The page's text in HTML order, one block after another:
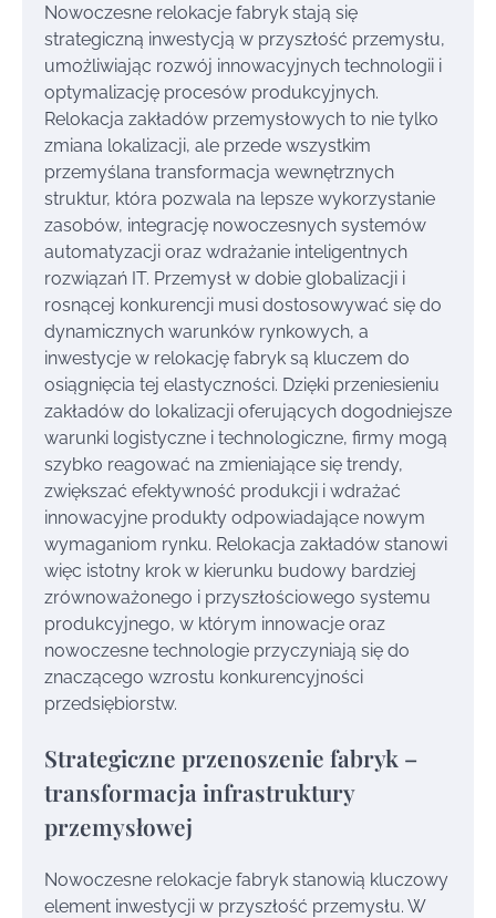
Nowoczesne relokacje fabryk stają się
strategiczną inwestycją w przyszłość przemysłu,
umożliwiając rozwój innowacyjnych technologii i
optymalizację procesów produkcyjnych.
Relokacja zakładów przemysłowych to nie tylko
zmiana lokalizacji, ale przede wszystkim
przemyślana transformacja wewnętrznych
struktur, która pozwala na lepsze wykorzystanie
zasobów, integrację nowoczesnych systemów
automatyzacji oraz wdrażanie inteligentnych
rozwiązań IT. Przemysł w dobie globalizacji i
rosnącej konkurencji musi dostosowywać się do
dynamicznych warunków rynkowych, a
inwestycje w relokację fabryk są kluczem do
osiągnięcia tej elastyczności. Dzięki przeniesieniu
zakładów do lokalizacji oferujących dogodniejsze
warunki logistyczne i technologiczne, firmy mogą
szybko reagować na zmieniające się trendy,
zwiększać efektywność produkcji i wdrażać
innowacyjne produkty odpowiadające nowym
wymaganiom rynku. Relokacja zakładów stanowi
więc istotny krok w kierunku budowy bardziej
zrównoważonego i przyszłościowego systemu
produkcyjnego, w którym innowacje oraz
nowoczesne technologie przyczyniają się do
znaczącego wzrostu konkurencyjności
przedsiębiorstw.
Strategiczne przenoszenie fabryk –
transformacja infrastruktury
przemysłowej
Nowoczesne relokacje fabryk stanowią kluczowy
element inwestycji w przyszłość przemysłu. W